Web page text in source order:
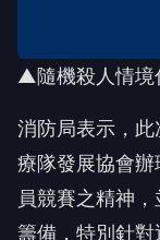
▲隨機殺人情境
消防局表示，
療隊發展協會
員競賽之精神
籌備，特別針